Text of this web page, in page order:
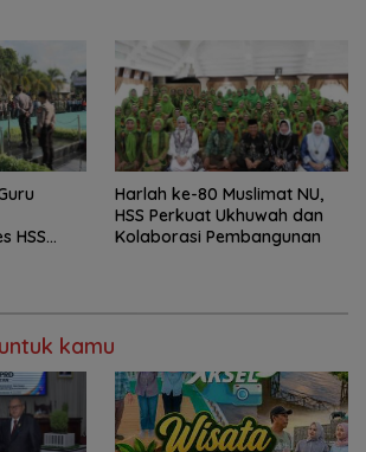
HSS
Harlah ke-80 Muslimat NU,
HSS Perkuat Ukhuwah dan
Kolaborasi Pembangunan
kamu